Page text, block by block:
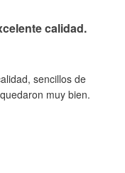
calidad.
sencillos de
muy bien.